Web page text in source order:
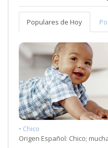
Populares de Hoy
• Chico
Origen Español: Chico;